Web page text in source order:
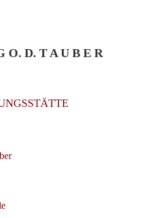
O. D. T A U B E R